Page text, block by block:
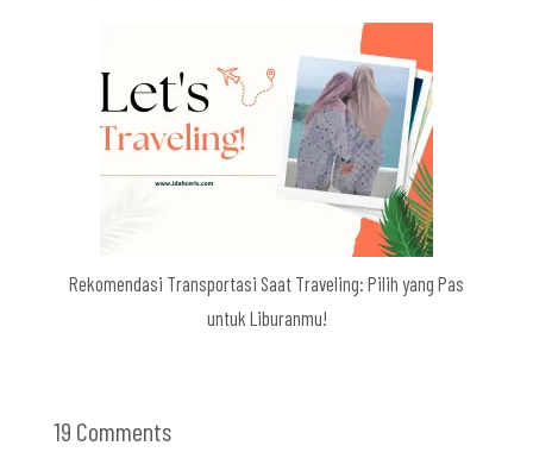
Rekomendasi Transportasi Saat Traveling: Pilih yang Pas
untuk Liburanmu!
19 Comments